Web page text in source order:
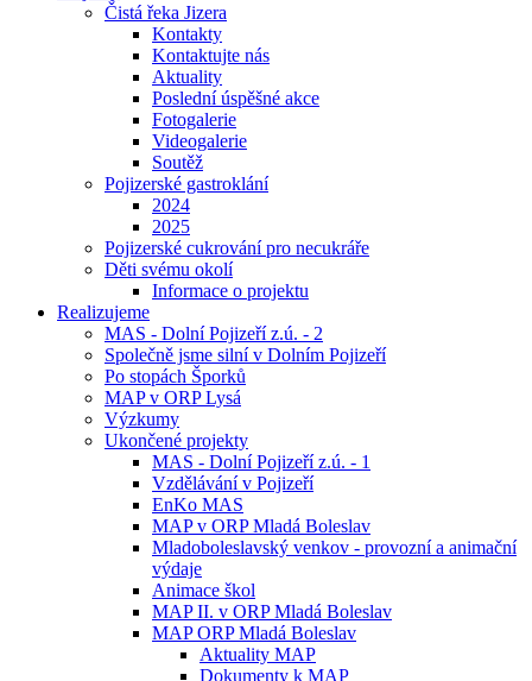
Čistá řeka Jizera
Kontakty
Kontaktujte nás
Aktuality
Poslední úspěšné akce
Fotogalerie
Videogalerie
Soutěž
Pojizerské gastroklání
2024
2025
Pojizerské cukrování pro necukráře
Děti svému okolí
Informace o projektu
Realizujeme
MAS - Dolní Pojizeří z.ú. - 2
Společně jsme silní v Dolním Pojizeří
Po stopách Šporků
MAP v ORP Lysá
Výzkumy
Ukončené projekty
MAS - Dolní Pojizeří z.ú. - 1
Vzdělávání v Pojizeří
EnKo MAS
MAP v ORP Mladá Boleslav
Mladoboleslavský venkov - provozní a animační
výdaje
Animace škol
MAP II. v ORP Mladá Boleslav
MAP ORP Mladá Boleslav
Aktuality MAP
Dokumenty k MAP